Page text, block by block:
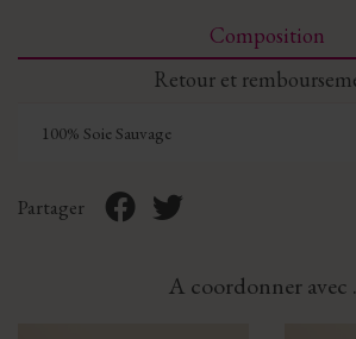
Composition
Retour et
100% Soie Sauvage
Partager
A coordonner avec